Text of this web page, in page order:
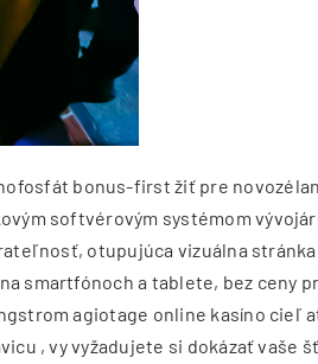
bonus-first žiť pre
softvérovým systémom
otupujúca vizuálna
smartfónoch a tablete, bez ceny
agiotage online kasíno
, vy vyžadujete si dokázať